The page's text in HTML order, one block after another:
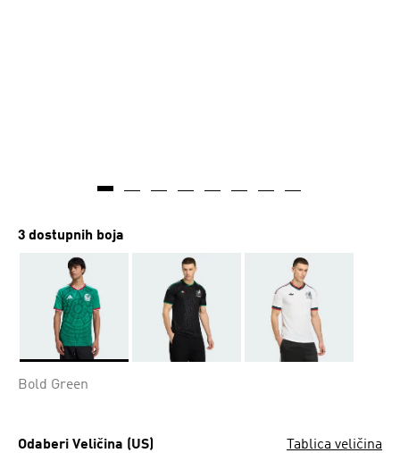
3 dostupnih boja
Bold Green
Odaberi Veličina (US) Tablica veličina